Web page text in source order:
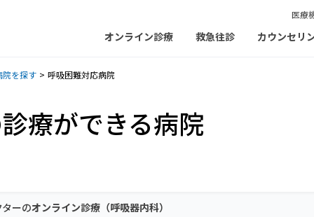
医療
オンライン診療 救急往診 カウンセリ
院を探す 呼吸困難対応病院
療ができる病院
ーのオンライン診療（呼吸器内科）